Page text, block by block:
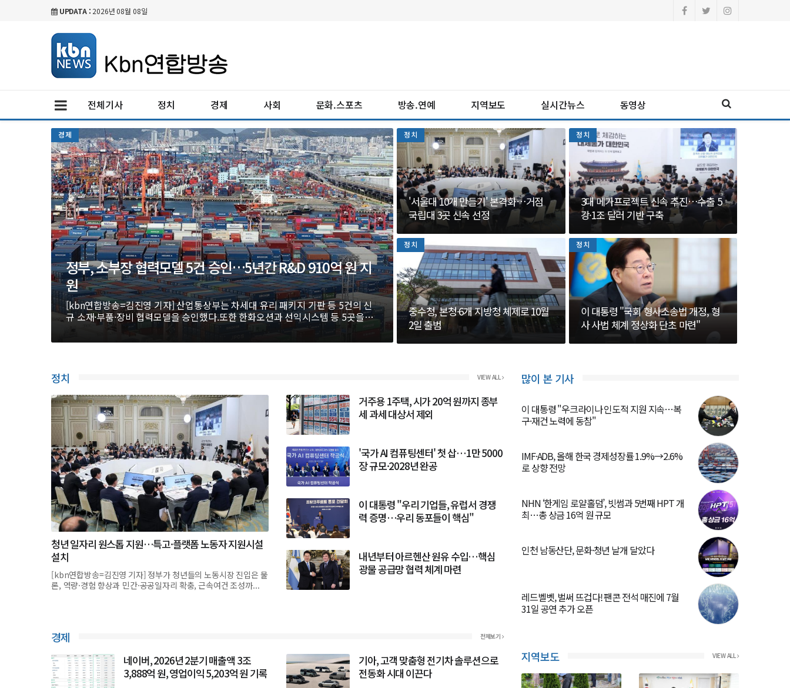
UPDATA : 2026년 08월 08일
전체기사 정치 경제 사회 문화.스포츠 방송.연예 지역보도 실시간뉴스 동영상
경제
정부, 소부장 협력모델 5건 승인…5년간 R&D 910억 원 지
원
[kbn연합방송=김진영 기자] 산업통상부는 차세대 유리 패키지 기판 등 5건의 신
규 소재·부품·장비 협력모델을 승인했다.또한 한화오션과 선익시스템 등 5곳을
'제3기 슈퍼 을' ...
정치
'서울대 10개 만들기' 본격화…거점
국립대 3곳 신속 선정
정치
3대 메가프로젝트 신속 추진…수출 5
강·1조 달러 기반 구축
정치
중수청, 본청·6개 지방청 체제로 10월
2일 출범
정치
이 대통령 "국회 형사소송법 개정, 형
사 사법 체계 정상화 단초 마련"
정치 VIEW ALL
청년 일자리 원스톱 지원…특고·플랫폼 노동자 지원시설
설치
[kbn연합방송=김진영 기자] 정부가 청년들의 노동시장 진입은 물
론, 역량·경험 향상과 민간·공공일자리 확충, 근속여건 조성까...
거주용 1주택, 시가 20억 원까지 종부
세 과세 대상서 제외
'국가 AI 컴퓨팅센터' 첫 삽…1만 5000
장 규모·2028년 완공
이 대통령 "우리 기업들, 유럽서 경쟁
력 증명…우리 동포들이 핵심"
내년부터 아르헨산 원유 수입…핵심
광물 공급망 협력 체계 마련
경제 전체보기
네이버, 2026년 2분기 매출액 3조
3,888억 원, 영업이익 5,203억 원 기록
기아, 고객 맞춤형 전기차 솔루션으로
전동화 시대 이끈다
많이 본 기사
이 대통령 "우크라이나 인도적 지원 지속…복
구·재건 노력에 동참"
IMF·ADB, 올해 한국 경제성장률 1.9%→2.6%
로 상향 전망
NHN ‘한게임 로얄홀덤’, 빗썸과 5번째 HPT 개
최…총 상금 16억 원 규모
인천 남동산단, 문화·청년 날개 달았다
레드벨벳, 벌써 뜨겁다! 팬콘 전석 매진에 7월
31일 공연 추가 오픈
지역보도 VIEW ALL